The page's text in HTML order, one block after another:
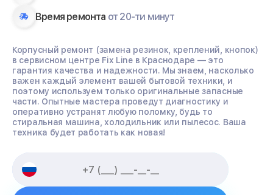
Время ремонта от 20-ти минут
Корпусный ремонт (замена резинок, креплений, кнопок)
в сервисном центре Fix Line в Краснодаре — это
гарантия качества и надежности. Мы знаем, насколько
важен каждый элемент вашей бытовой техники, и
поэтому используем только оригинальные запасные
части. Опытные мастера проведут диагностику и
оперативно устранят любую поломку, будь то
стиральная машина, холодильник или пылесос. Ваша
техника будет работать как новая!